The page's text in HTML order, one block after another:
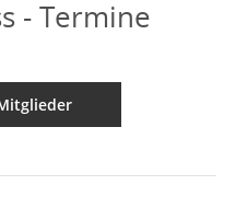
- Termine